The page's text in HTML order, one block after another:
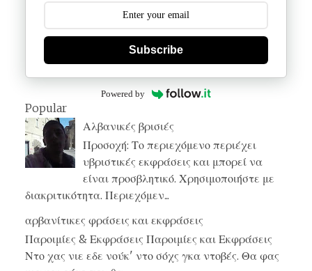
Subscribe
Powered by
Popular
Αλβανικές βρισιές
Προσοχή: Το περιεχόμενο περιέχει
υβριστικές εκφράσεις και μπορεί να
είναι προσβλητικό. Χρησιμοποιήστε με
διακριτικότητα. Περιεχόμεν...
αρβανίτικες φράσεις και εκφράσεις
Παροιμίες & Εκφράσεις Παροιμίες και Εκφράσεις
Ντο χας νιε εδε νούκ' ντο σόχς γκα ντοβές. Θα φας